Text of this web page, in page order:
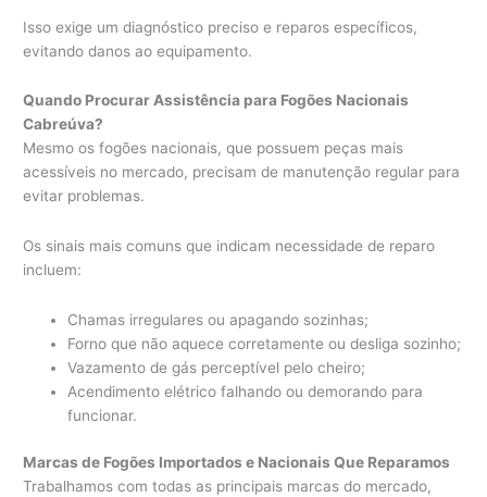
Isso exige um diagnóstico preciso e reparos específicos,
evitando danos ao equipamento.
Quando Procurar Assistência para Fogões Nacionais
Cabreúva?
Mesmo os fogões nacionais, que possuem peças mais
acessíveis no mercado, precisam de manutenção regular para
evitar problemas.
Os sinais mais comuns que indicam necessidade de reparo
incluem:
Chamas irregulares ou apagando sozinhas;
Forno que não aquece corretamente ou desliga sozinho;
Vazamento de gás perceptível pelo cheiro;
Acendimento elétrico falhando ou demorando para
funcionar.
Marcas de Fogões Importados e Nacionais Que Reparamos
Trabalhamos com todas as principais marcas do mercado,